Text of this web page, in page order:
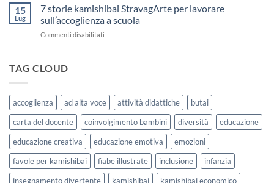
sceglierle
Kamishibai
sull’Accoglienza:
Settembre
2026
15
Lug
7 storie kamishibai StravagArte per lavorare
sull’accoglienza a scuola
Commenti disabilitati
lavorare
sull’accoglienza
a
scuola
TAG CLOUD
accoglienza ad alta voce attività didattiche
butai
carta del docente
coinvolgimento bambini diversità
educazione
educazione creativa
educazione emotiva
emozioni
favole per kamishibai
fiabe illustrate inclusione
infanzia
insegnamento divertente
kamishibai
kamishibai economico